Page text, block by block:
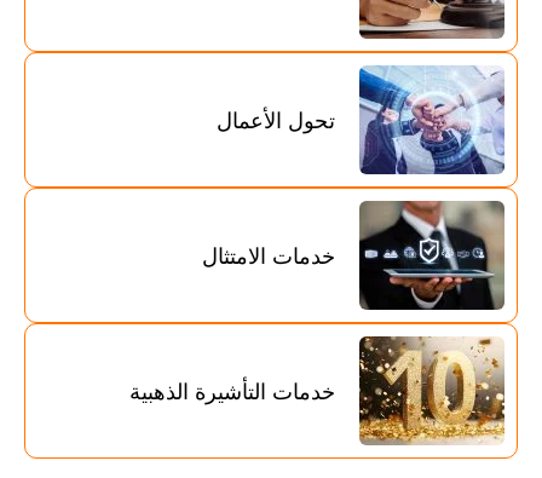
تحول الأعمال
خدمات الامتثال
خدمات التأشيرة الذهبية